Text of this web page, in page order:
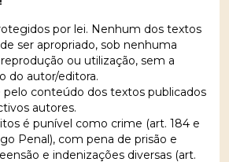
por lei. Nenhum dos textos
ser apropriado, sob nenhuma
ou utilização, sem a
do autor/editora.
pelo conteúdo dos textos publicados
autores.
é punível como crime (art. 184 e
Penal), com pena de prisão e
e indenizações diversas (art.